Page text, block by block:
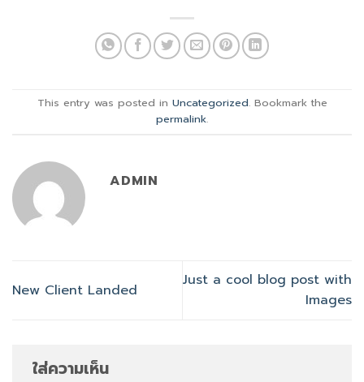
This entry was posted in Uncategorized. Bookmark the
permalink.
ADMIN
New Client Landed
Just a cool blog post with
Images
ใส่ความเห็น